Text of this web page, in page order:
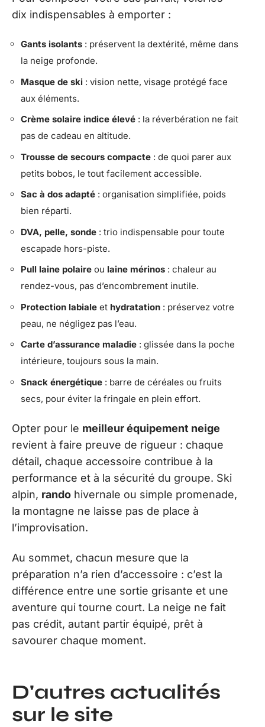
dix indispensables à emporter :
Gants isolants : préservent la dextérité, même dans
la neige profonde.
Masque de ski : vision nette, visage protégé face
aux éléments.
Crème solaire indice élevé : la réverbération ne fait
pas de cadeau en altitude.
Trousse de secours compacte : de quoi parer aux
petits bobos, le tout facilement accessible.
Sac à dos adapté : organisation simplifiée, poids
bien réparti.
DVA, pelle, sonde : trio indispensable pour toute
escapade hors-piste.
Pull laine polaire ou laine mérinos : chaleur au
rendez-vous, pas d’encombrement inutile.
Protection labiale et hydratation : préservez votre
peau, ne négligez pas l’eau.
Carte d’assurance maladie : glissée dans la poche
intérieure, toujours sous la main.
Snack énergétique : barre de céréales ou fruits
secs, pour éviter la fringale en plein effort.
Opter pour le meilleur équipement neige
revient à faire preuve de rigueur : chaque
détail, chaque accessoire contribue à la
performance et à la sécurité du groupe. Ski
alpin, rando hivernale ou simple promenade,
la montagne ne laisse pas de place à
l’improvisation.
Au sommet, chacun mesure que la
préparation n’a rien d’accessoire : c’est la
différence entre une sortie grisante et une
aventure qui tourne court. La neige ne fait
pas crédit, autant partir équipé, prêt à
savourer chaque moment.
D'autres actualités
sur le site